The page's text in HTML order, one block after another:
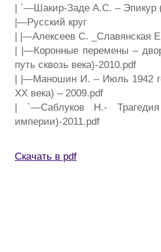
| `—Шакир-Заде А.С. – Эпикур
|—Русский круг
| |—Алексеев С. _Славянская
| |—Коронные перемены –
путь сквозь века)-2010.pdf
| |—Маношин И. – Июль 1942
XX века) – 2009.pdf
| `—Саблуков Н.- Трагедия
империи)-2011.pdf
Скачать в pdf